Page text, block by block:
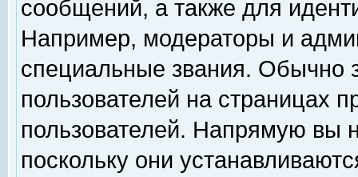
сообщений, а также для
Например, модераторы и
специальные звания. Обычно
пользователей на страницах
пользователей. Напрямую вы
поскольку они